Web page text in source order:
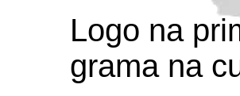
Logo na
grama na